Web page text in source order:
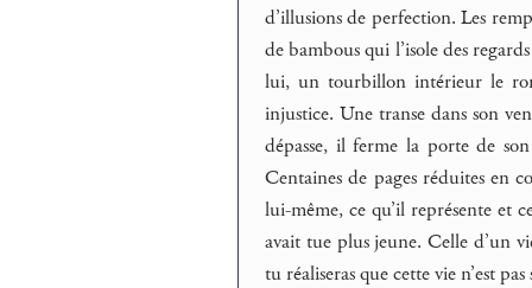
d’illusions de perfection. Les
de bambous qui l’isole des
lui, un tourbillon intérieur le
injustice. Une transe dans son
dépasse, il ferme la porte de
Centaines de pages réduites en
lui-même, ce qu’il représente et
avait tue plus jeune. Celle d’un
tu réaliseras que cette vie n’est